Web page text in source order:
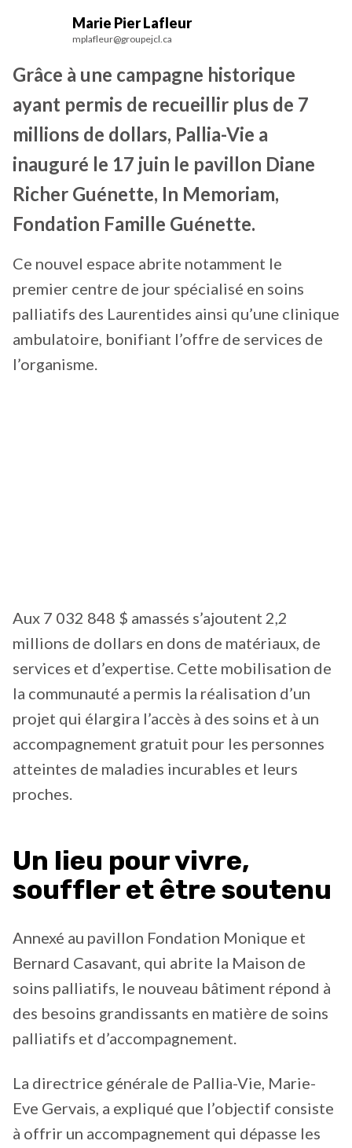
Marie Pier Lafleur
mplafleur@groupejcl.ca
Grâce à une campagne historique
ayant permis de recueillir plus de 7
millions de dollars, Pallia-Vie a
inauguré le 17 juin le pavillon Diane
Richer Guénette, In Memoriam,
Fondation Famille Guénette.
Ce nouvel espace abrite notamment le
premier centre de jour spécialisé en soins
palliatifs des Laurentides ainsi qu’une clinique
ambulatoire, bonifiant l’offre de services de
l’organisme.
Aux 7 032 848 $ amassés s’ajoutent 2,2
millions de dollars en dons de matériaux, de
services et d’expertise. Cette mobilisation de
la communauté a permis la réalisation d’un
projet qui élargira l’accès à des soins et à un
accompagnement gratuit pour les personnes
atteintes de maladies incurables et leurs
proches.
Un lieu pour vivre,
souffler et être soutenu
Annexé au pavillon Fondation Monique et
Bernard Casavant, qui abrite la Maison de
soins palliatifs, le nouveau bâtiment répond à
des besoins grandissants en matière de soins
palliatifs et d’accompagnement.
La directrice générale de Pallia-Vie, Marie-
Eve Gervais, a expliqué que l’objectif consiste
à offrir un accompagnement qui dépasse les